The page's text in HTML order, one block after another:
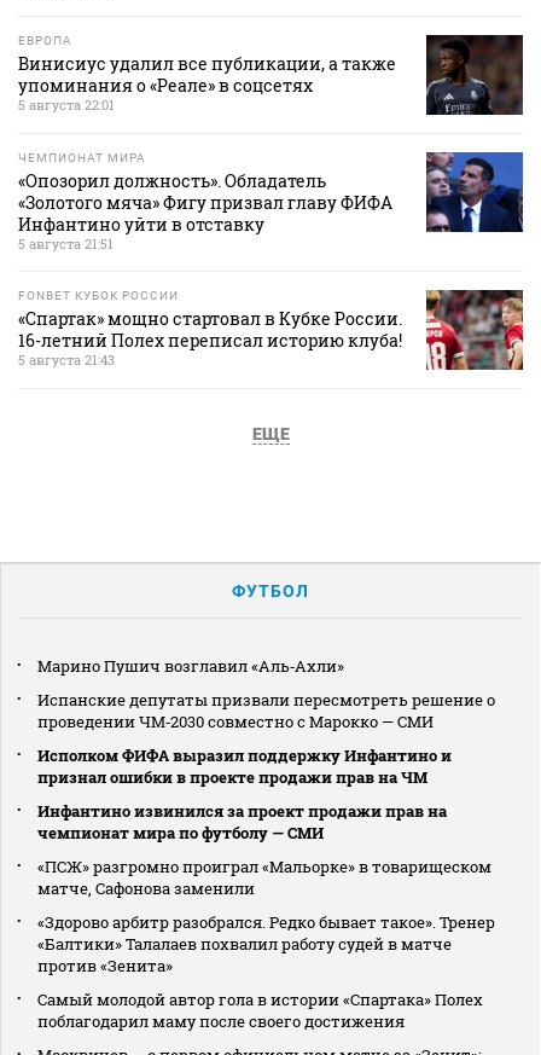
ЕВРОПА
Винисиус удалил все публикации, а также
упоминания о «Реале» в соцсетях
5 августа 22:01
ЧЕМПИОНАТ МИРА
«Опозорил должность». Обладатель
«Золотого мяча» Фигу призвал главу ФИФА
Инфантино уйти в отставку
5 августа 21:51
FONBET КУБОК РОССИИ
«Спартак» мощно стартовал в Кубке России.
16-летний Полех переписал историю клуба!
5 августа 21:43
ЕЩЕ
ФУТБОЛ
Марино Пушич возглавил «Аль‑Ахли»
Испанские депутаты призвали пересмотреть решение о
проведении ЧМ‑2030 совместно с Марокко — СМИ
Исполком ФИФА выразил поддержку Инфантино и
признал ошибки в проекте продажи прав на ЧМ
Инфантино извинился за проект продажи прав на
чемпионат мира по футболу — СМИ
«ПСЖ» разгромно проиграл «Мальорке» в товарищеском
матче, Сафонова заменили
«Здорово арбитр разобрался. Редко бывает такое». Тренер
«Балтики» Талалаев похвалил работу судей в матче
против «Зенита»
Самый молодой автор гола в истории «Спартака» Полех
поблагодарил маму после своего достижения